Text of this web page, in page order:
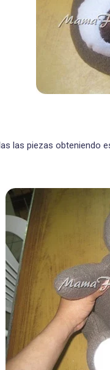
las piezas obteniendo